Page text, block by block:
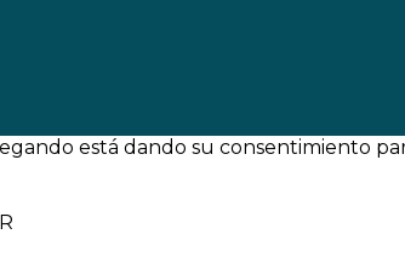
está dando su consentimiento